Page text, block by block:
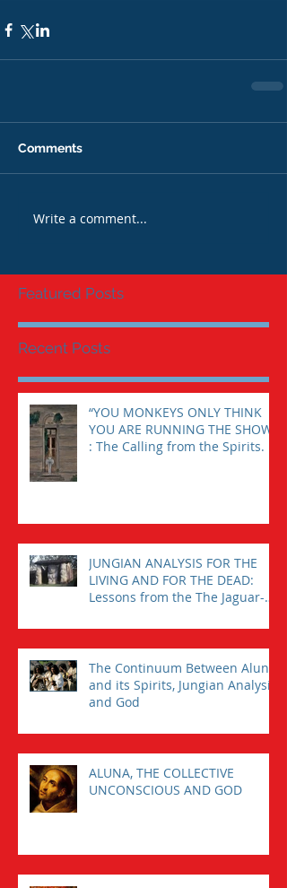
Comments
Write a comment...
Featured Posts
Recent Posts
“YOU MONKEYS ONLY THINK
YOU ARE RUNNING THE SHOW”
: The Calling from the Spirits.
JUNGIAN ANALYSIS FOR THE
LIVING AND FOR THE DEAD:
Lessons from the The Jaguar-
The Continuum Between Aluna
and its Spirits, Jungian Analysis,
and God
ALUNA, THE COLLECTIVE
UNCONSCIOUS AND GOD